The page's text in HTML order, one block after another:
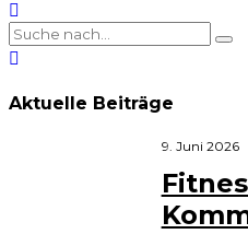
Aktuelle Beiträge
9. Juni 2026